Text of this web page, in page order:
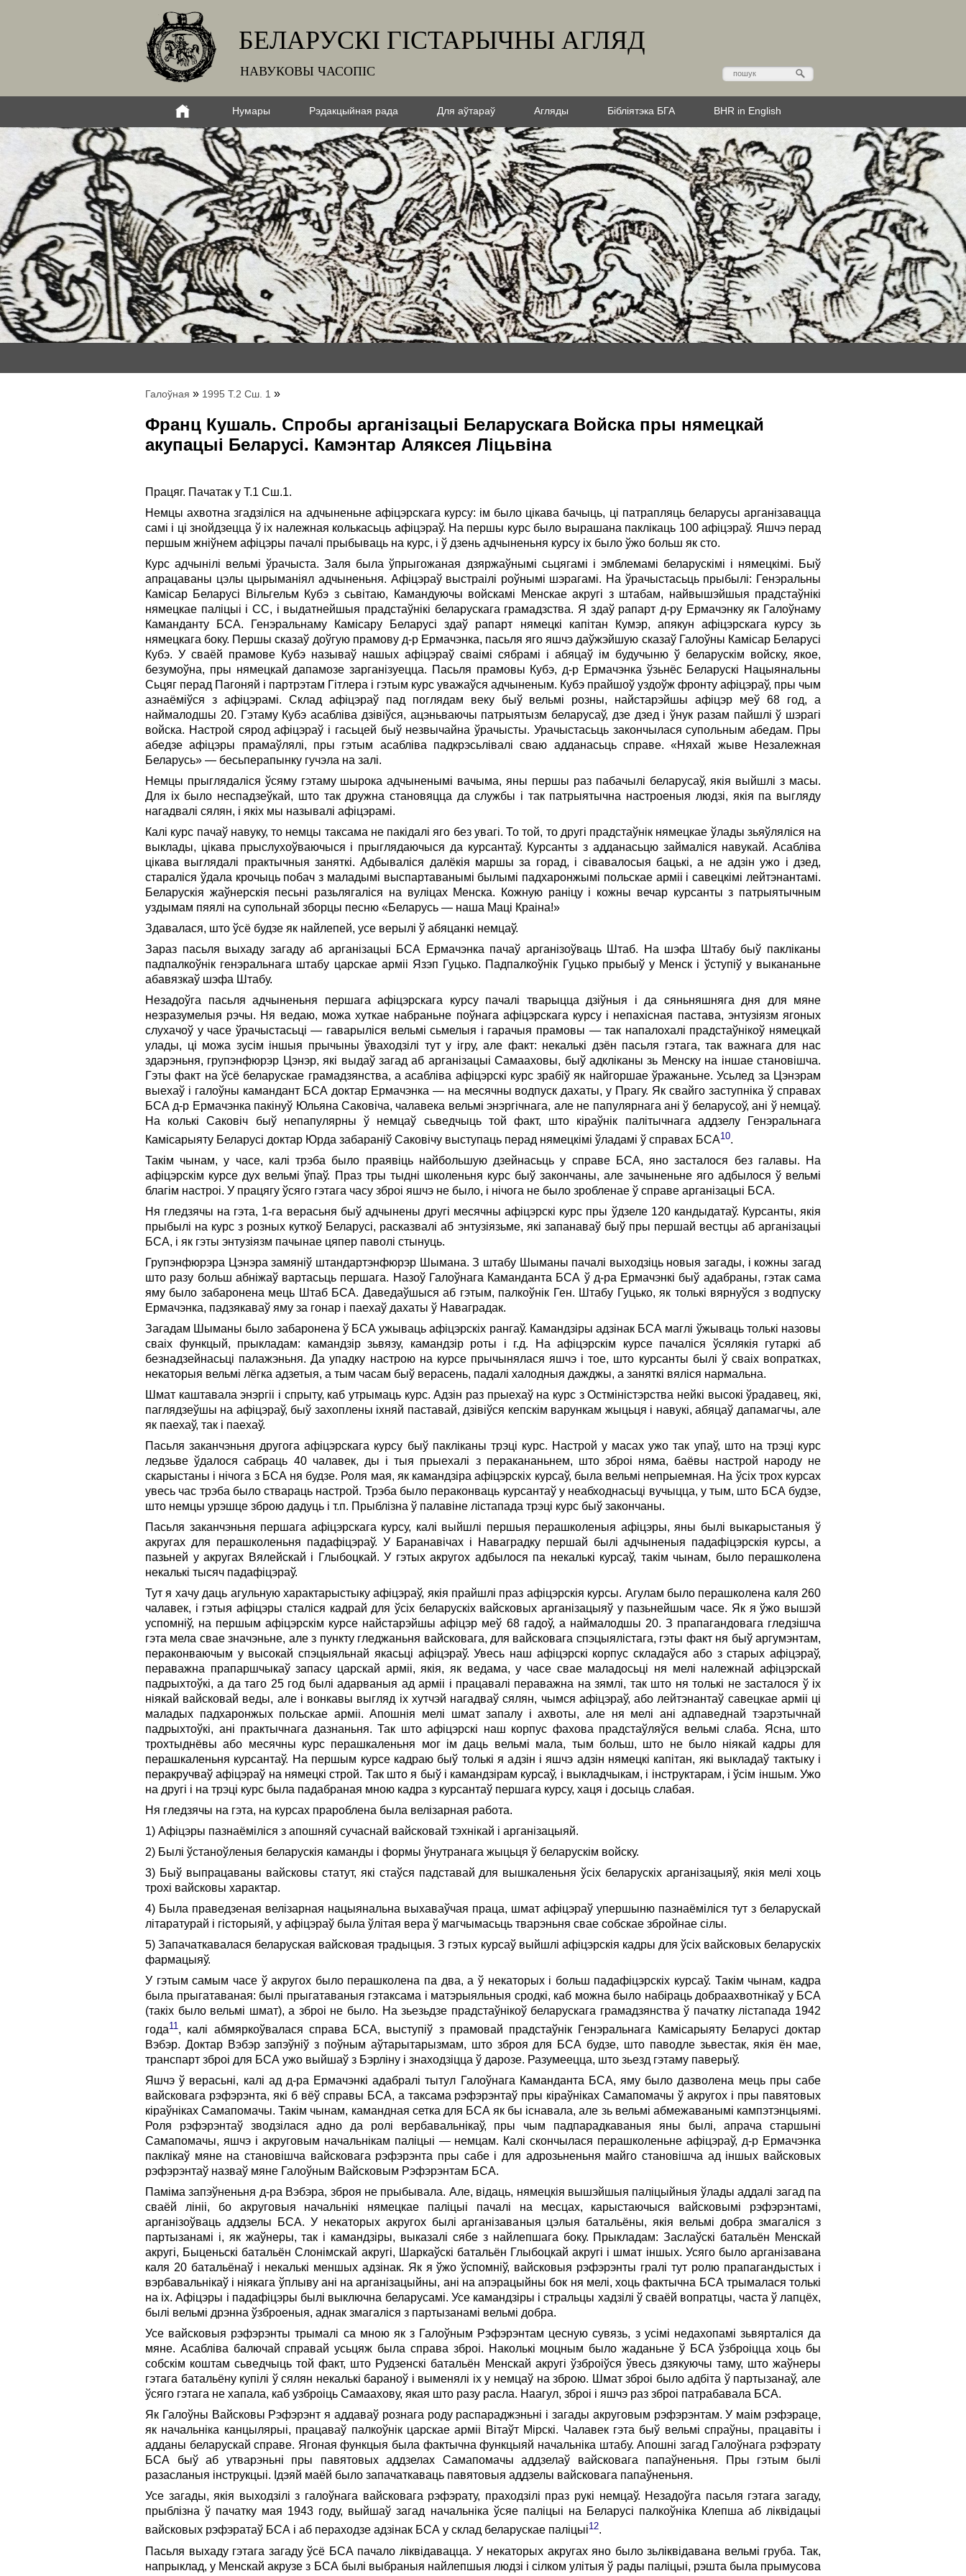
БЕЛАРУСКІ ГІСТАРЫЧНЫ АГЛЯД
НАВУКОВЫ ЧАСОПІС
Нумары Рэдакцыйная рада Для аўтараў Агляды Бібліятэка БГА BHR in English
Галоўная » 1995 Т.2 Сш. 1 »
Франц Кушаль. Спробы арганізацыі Беларускага Войска пры нямецкай
акупацыі Беларусі. Камэнтар Аляксея Ліцьвіна
Працяг. Пачатак у Т.1 Сш.1.
Немцы ахвотна згадзіліся на адчыненьне афіцэрскага курсу: ім было цікава бачыць, ці патрапляць беларусы арганізавацца
самі i ці знойдзецца ў ix належная колькасьць афіцэраў. На першы курс было вырашана паклікаць 100 афіцэраў. Яшчэ перад
першым жніўнем афіцэры пачалі прыбываць на курс, i ў дзень адчыненьня курсу ix было ўжо больш як сто.
Курс адчынілі вельмі ўрачыста. Заля была ўпрыгожаная дзяржаўнымі сьцягамі i эмблемамі беларускімі i нямецкімі. Быў
апрацаваны цэлы цырыманіял адчыненьня. Афіцэраў выстраілі роўнымі шэрагамі. На ўрачыстасьць прыбылі: Генэральны
Камісар Беларусі Вільгельм Кубэ з сьвітаю, Камандуючы войскамі Менскае акругі з штабам, найвышэйшыя прадстаўнікі
нямецкае паліцыі i CC, i выдатнейшыя прадстаўнікі беларускага грамадзства. Я здаў рапарт д-ру Ермачэнку як Галоўнаму
Каманданту БСА. Генэральнаму Камісару Беларусі здаў рапарт нямецкі капітан Кумэр, апякун афіцэрскага курсу зь
нямецкага боку. Першы сказаў доўгую прамову д-р Ермачэнка, пасьля яго яшчэ даўжэйшую сказаў Галоўны Камісар Беларусі
Кубэ. У сваёй прамове Кубэ называў нашых афіцэраў сваімі сябрамі i абяцаў ім будучыню ў беларускім войску, якое,
безумоўна, пры нямецкай дапамозе зарганізуецца. Пасьля прамовы Кубэ, д-р Ермачэнка ўзьнёс Беларускі Нацыянальны
Сьцяг перад Пагоняй i партрэтам Гітлера i гэтым курс уважаўся адчыненым. Кубэ прайшоў уздоўж фронту афіцэраў, пры чым
азнаёміўся з афіцэрамі. Склад афіцэраў пад поглядам веку быў вельмі розны, найстарэйшы афіцэр меў 68 год, а
наймалодшы 20. Гэтаму Кубэ асабліва дзівіўся, ацэньваючы патрыятызм беларусаў, дзе дзед i ўнук разам пайшлі ў шэрагі
войска. Настрой сярод афіцэраў i гасьцей быў незвычайна ўрачысты. Урачыстасьць закончылася супольным абедам. Пры
абедзе афіцэры прамаўлялі, пры гэтым асабліва падкрэсьлівалі сваю адданасьць справе. «Няхай жыве Незалежная
Беларусь» — бесьперапынку гучэла на залі.
Немцы прыглядаліся ўсяму гэтаму шырока адчыненымі вачыма, яны першы раз пабачылі беларусаў, якія выйшлі з масы.
Для ix было неспадзеўкай, што так дружна становяцца да службы i так патрыятычна настроеныя людзі, якія па выгляду
нагадвалі сялян, i якіх мы называлі афіцэрамі.
Калі курс пачаў навуку, то немцы таксама не пакідалі яго без увагі. То той, то другі прадстаўнік нямецкае ўлады зьяўляліся на
выклады, цікава прыслухоўваючыся i прыглядаючыся да курсантаў. Курсанты з адданасьцю займаліся навукай. Асабліва
цікава выглядалі практычныя заняткі. Адбываліся далёкія маршы за горад, i сівавалосыя бацькі, а не адзін ужо i дзед,
стараліся ўдала крочыць побач з маладымі выспартаванымі былымі падхаронжымі польскае арміі i савецкімі лейтэнантамі.
Беларускія жаўнерскія песьні разьлягаліся на вуліцах Менска. Кожную раніцу i кожны вечар курсанты з патрыятычным
уздымам пяялі на супольнай зборцы песню «Беларусь — наша Маці Краіна!»
Здавалася, што ўсё будзе як найлепей, усе верылі ў абяцанкі немцаў.
Зараз пасьля выхаду загаду аб арганізацыі БСА Ермачэнка пачаў арганізоўваць Штаб. На шэфа Штабу быў пакліканы
падпалкоўнік генэральнага штабу царскае арміі Язэп Гуцько. Падпалкоўнік Гуцько прыбыў у Менск i ўступіў у выкананьне
абавязкаў шэфа Штабу.
Незадоўга пасьля адчыненьня першага афіцэрскага курсу пачалі тварыцца дзіўныя i да сяньняшняга дня для мяне
незразумелыя рэчы. Ня ведаю, можа хуткае набраньне поўнага афіцэрскага курсу i непахісная пастава, энтузіязм ягоных
слухачоў у часе ўрачыстасьці — гаварыліся вельмі сьмелыя i гарачыя прамовы — так напалохалі прадстаўнікоў нямецкай
улады, ці можа зусім іншыя прычыны ўваходзілі тут у ігру, але факт: некалькі дзён пасьля гэтага, так важнага для нас
здарэньня, групэнфюрэр Цэнэр, які выдаў загад аб арганізацыі Самааховы, быў адкліканы зь Менску на іншае становішча.
Гэты факт на ўсё беларускае грамадзянства, a асабліва афіцэрскі курс зрабіў як найгоршае ўражаньне. Усьлед за Цэнэрам
выехаў i галоўны камандант БСА доктар Ермачэнка — на месячны водпуск дахаты, у Прагу. Як свайго заступніка ў справах
БСА д-р Ермачэнка пакінуў Юльяна Саковіча, чалавека вельмі энэргічнага, але не папулярнага ані ў беларусоў, ані ў немцаў.
На колькі Саковіч быў непапулярны ў немцаў сьведчыць той факт, што кіраўнік палітычнага аддзелу Генэральнага
Камісарыяту Беларусі доктар Юрда забараніў Саковічу выступаць перад нямецкімі ўладамі ў справах БСА10.
Такім чынам, у часе, калі трэба было праявіць найбольшую дзейнасьць у справе БСА, яно засталося без галавы. На
афіцэрскім курсе дух вельмі ўпаў. Праз тры тыдні школеньня курс быў закончаны, але зачыненьне яго адбылося ў вельмі
благім настроі. У працягу ўсяго гэтага часу зброі яшчэ не было, i нічога не было зробленае ў справе арганізацыі БСА.
Ня гледзячы на гэта, 1-га верасьня быў адчынены другі месячны афіцэрскі курс пры ўдзеле 120 кандыдатаў. Курсанты, якія
прыбылі на курс з розных куткоў Беларуci, расказвалі аб энтузіязьме, які запанаваў быў пры першай вестцы аб арганізацыі
БСА, i як гэты энтузіязм пачынае цяпер паволі стынуць.
Групэнфюрэра Цэнэра замяніў штандартэнфюрэр Шымана. З штабу Шыманы пачалі выходзіць новыя загады, i кожны загад
што разу больш абніжаў вартасьць першага. Назоў Галоўнага Каманданта БСА ў д-ра Ермачэнкі быў адабраны, гэтак сама
яму было забаронена мець Штаб БСА. Даведаўшыся аб гэтым, палкоўнік Ген. Штабу Гуцько, як толькі вярнуўся з водпуску
Ермачэнка, падзякаваў яму за гонар i паехаў дахаты ў Наваградак.
Загадам Шыманы было забаронена ў БСА ужываць афіцэрскіх рангаў. Камандзіры адзінак БСА маглі ўжываць толькі назовы
сваіх функцый, прыкладам: камандзір зьвязу, камандзір роты i г.д. На афіцэрскім курсе пачаліся ўсялякія гутаркі аб
безнадзейнасьці палажэньня. Да упадку настрою на курсе прычынялася яшчэ i тое, што курсанты былі ў сваіх вопратках,
некаторыя вельмі лёгка адзетыя, а тым часам быў верасень, падалі халодныя дажджы, а заняткі вяліся нармальна.
Шмат каштавала энэргіі i спрыту, каб утрымаць курс. Адзін раз прыехаў на курс з Остміністэрства нейкі высокі ўрадавец, які,
паглядзеўшы на афіцэраў, быў захоплены іхняй паставай, дзівіўся кепскім варункам жыцьця i навукі, абяцаў дапамагчы, але
як паехаў, так i паехаў.
Пасьля заканчэньня другога афіцэрскага курсу быў пакліканы трэці курс. Настрой у масах ужо так упаў, што на трэці курс
ледзьве ўдалося сабраць 40 чалавек, ды i тыя прыехалі з перакананьнем, што зброі няма, баёвы настрой народу не
скарыстаны i нічога з БСА ня будзе. Роля мая, як камандзіра афіцэрскіх курсаў, была вельмі непрыемная. На ўсіх трох курсах
увесь час трэба было ствараць настрой. Трэба было пераконваць курсантаў у неабходнасьці вучыцца, у тым, што БСА будзе,
што немцы урэшце зброю дадуць i т.п. Прыблізна ў палавіне лістапада трэці курс быў закончаны.
Пасьля заканчэньня першага афіцэрскага курсу, калі выйшлі першыя перашколеныя афіцэры, яны былі выкарыстаныя ў
акругах для перашколеньня падафіцэраў. У Баранавічах i Наваградку першай былі адчыненыя падафіцэрскія курсы, а
пазьней у акругах Вялейскай i Глыбоцкай. У гэтых акругох адбылося па некалькі курсаў, такім чынам, было перашколена
некалькі тысяч падафіцэраў.
Тут я хачу даць агульную характарыстыку афіцэраў, якія прайшлі праз афіцэрскія курсы. Агулам было перашколена каля 260
чалавек, i гэтыя афіцэры сталіся кадрай для ўсіх беларускіх вайсковых арганізацыяў у пазьнейшым часе. Як я ўжо вышэй
успомніў, на першым афіцэрскім курсе найстарэйшы афіцэр меў 68 гадоў, а наймалодшы 20. З прапагандовага гледзішча
гэта мела свае значэньне, але з пункту гледжаньня вайсковага, для вайсковага спэцыялістага, гэты факт ня быў аргумэнтам,
пераконваючым у высокай спэцыяльнай якасьці афіцэраў. Увесь наш афіцэрскі корпус складаўся або з старых афіцэраў,
пераважна прапаршчыкаў запасу царскай арміі, якія, як ведама, у часе свае маладосьці ня мелі належнай афіцэрскай
падрыхтоўкі, а да таго 25 год былі адарваныя ад арміі i працавалі пераважна на зямлі, так што ня толькі не засталося ў ix
ніякай вайсковай веды, але i вонкавы выгляд ix хутчэй нагадваў сялян, чымся афіцэраў, або лейтэнантаў савецкае арміі ці
маладых падхаронжых польскае арміі. Апошнія мелі шмат запалу i ахвоты, але ня мелі ані адпаведнай тэарэтычнай
падрыхтоўкі, ані практычнага дазнаньня. Так што афіцэрскі наш корпус фахова прадстаўляўся вельмі слаба. Ясна, што
трохтыднёвы або месячны курс перашкаленьня мог ім даць вельмі мала, тым больш, што не было ніякай кадры для
перашкаленьня курсантаў. На першым курсе кадраю быў толькі я адзін i яшчэ адзін нямецкі капітан, які выкладаў тактыку i
перакручваў афіцэраў на нямецкі строй. Так што я быў i камандзірам курсаў, i выкладчыкам, i інструктарам, i ўсім іншым. Ужо
на другі i на трэці курс была падабраная мною кадра з курсантаў першага курсу, хаця i досыць слабая.
Ня гледзячы на гэта, на курсах прароблена была велізарная работа.
1) Афіцэры пазнаёміліся з апошняй сучаснай вайсковай тэхнікай i арганізацыяй.
2) Былі ўстаноўленыя беларускія каманды i формы ўнутранага жыцьця ў беларускім войску.
3) Быў выпрацаваны вайсковы статут, які стаўся падставай для вышкаленьня ўсіх беларускіх арганізацыяў, якія мелі хоць
трохі вайсковы характар.
4) Была праведзеная велізарная нацыянальна выхаваўчая праца, шмат афіцэраў упершыню пазнаёміліся тут з беларускай
літаратурай i гісторыяй, у афіцэраў была ўлітая вера ў магчымасьць тварэньня свае собскае збройнае сілы.
5) Запачаткавалася беларуская вайсковая традыцыя. З гэтых курсаў выйшлі афіцэрскія кадры для ўсіх вайсковых беларускіх
фармацыяў.
У гэтым самым часе ў акругох было перашколена па два, a ў некаторых i больш падафіцэрскіх курсаў. Такім чынам, кадра
была прыгатаваная: былі прыгатаваныя гэтаксама i матэрыяльныя сродкі, каб можна было набіраць добраахвотнікаў у БСА
(такіх было вельмі шмат), a зброі не было. На зьезьдзе прадстаўнікоў беларускага грамадзянства ў пачатку лістапада 1942
года11, калі абмяркоўвалася справа БСА, выступіў з прамовай прадстаўнік Генэральнага Камісарыяту Беларусі доктар
Вэбэр. Доктар Вэбэр запэўніў з поўным аўтарытарызмам, што зброя для БСА будзе, што паводле зьвестак, якія ён мае,
транспарт зброі для БСА ужо выйшаў з Бэрліну i знаходзіцца ў дарозе. Разумеецца, што зьезд гэтаму паверыў.
Яшчэ ў верасьні, калі ад д-ра Ермачэнкі адабралі тытул Галоўнага Каманданта БСА, яму было дазволена мець пры сабе
вайсковага рэфэрэнта, які б вёў справы БСА, а таксама рэфэрэнтаў пры кіраўніках Самапомачы ў акругох i пры павятовых
кіраўніках Самапомачы. Такім чынам, камандная сетка для БСА як бы існавала, але зь вельмі абмежаванымі кампэтэнцыямі.
Роля рэфэрэнтаў зводзілася адно да ролi вербавальнікаў, пры чым падпарадкаваныя яны былі, апрача старшыні
Самапомачы, яшчэ i акруговым начальнікам паліцыі — немцам. Калі скончылася перашколеньне афіцэраў, д-р Ермачэнка
паклікаў мяне на становішча вайсковага рэфэрэнта пры сабе i для адрозьненьня майго становішча ад іншых вайсковых
рэфэрэнтаў назваў мяне Галоўным Вайсковым Рэфэрэнтам БСА.
Паміма запэўненьня д-ра Вэбэра, зброя не прыбывала. Але, відаць, нямецкія вышэйшыя паліцыйныя ўлады аддалі загад па
сваёй лініі, бо акруговыя начальнікі нямецкае паліцыі пачалі на месцах, карыстаючыся вайсковымі рэфэрэнтамі,
арганізоўваць аддзелы БСА. У некаторых акругох былі арганізаваныя цэлыя батальёны, якія вельмі добра змагаліся з
партызанамі i, як жаўнеры, так i камандзіры, выказалі сябе з найлепшага боку. Прыкладам: Заслаўскі батальён Менскай
акругі, Быценьскі батальён Слонімскай акругі, Шаркаўскі батальён Глыбоцкай акругі i шмат іншых. Усяго было арганізавана
каля 20 батальёнаў i некалькі меншых адзінак. Як я ўжо ўспомніў, вайсковыя рэфэрэнты гралі тут ролю прапагандыстых i
вэрбавальнікаў i ніякага ўплыву ані на арганізацыйны, ані на апэрацыйны бок ня мелі, хоць фактычна БСА трымалася толькі
на ix. Афіцэры i падафіцэры былі выключна беларусамі. Усе камандзіры i стральцы хадзілі ў сваёй вопратцы, часта ў лапцёх,
былі вельмі дрэнна ўзброеныя, аднак змагаліся з партызанамі вельмі добра.
Усе вайсковыя рэфэрэнты трымалі ca мною як з Галоўным Рэфэрэнтам цесную сувязь, з усімі недахопамі зьвярталіся да
мяне. Асабліва балючай справай усьцяж была справа зброі. Наколькі моцным было жаданьне ў БСА ўзброіцца хоць бы
собскім коштам сьведчыць той факт, што Рудзенскі батальён Менскай акругі ўзброіўся ўвесь дзякуючы таму, што жаўнеры
гэтага батальёну купілі ў сялян некалькі бараноў i выменялі ix у немцаў на зброю. Шмат зброі было адбіта ў партызанаў, але
ўсяго гэтага не хапала, каб узброіць Самаахову, якая што разу расла. Наагул, зброі i яшчэ раз зброі патрабавала БСА.
Як Галоўны Вайсковы Рэфэрэнт я аддаваў рознага роду распараджэньні i загады акруговым рэфэрэнтам. У маім рэфэраце,
як начальніка канцылярыі, працаваў палкоўнік царскае арміі Вітаўт Мірскі. Чалавек гэта быў вельмі спраўны, працавіты i
адданы беларускай справе. Ягоная функцыя была фактычна функцыяй начальніка штабу. Апошні загад Галоўнага рэфэрату
БСА быў аб утварэньні пры павятовых аддзелах Самапомачы аддзелаў вайсковага папаўненьня. Пры гэтым былі
разасланыя інструкцыі. Ідэяй маёй было запачаткаваць павятовыя аддзелы вайсковага папаўненьня.
Усе загады, якія выходзілі з галоўнага вайсковага рэфэрату, праходзілі праз рукі немцаў. Незадоўга пасьля гэтага загаду,
прыблізна ў пачатку мая 1943 году, выйшаў загад начальніка ўсяе паліцыі на Беларусі палкоўніка Клепша аб ліквідацыі
вайсковых рэфэратаў БСА i аб пераходзе адзінак БСА у склад беларускае паліцыі12.
Пасьля выхаду гэтага загаду ўсё БСА пачало ліквідавацца. У некаторых акругах яно было зьліквідавана вельмі груба. Так,
напрыклад, у Менскай акрузе з БСА былі выбраныя найлепшыя людзі i сілком улітыя ў рады паліцыі, рэшта была прымусова